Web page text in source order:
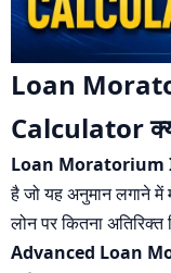
Loan
Calculator
Loan
है जो यह अनुमान लगाने
लोन पर कितना अतिरिक्त
Advanced Loan